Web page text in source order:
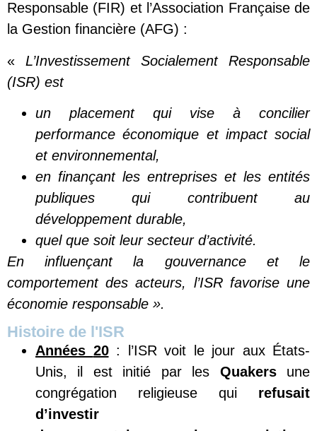
Responsable (FIR) et l’Association Française de
la Gestion financière (AFG) :
« L’Investissement Socialement Responsable
(ISR) est
un placement qui vise à concilier
performance économique et impact social
et environnemental,
en finançant les entreprises et les entités
publiques qui contribuent au
développement durable,
quel que soit leur secteur d’activité.
En influençant la gouvernance et le
comportement des acteurs, l’ISR favorise une
économie responsable ».
Histoire de l'ISR
Années 20: l’ISR voit le jour aux États-
Unis, il est initié par les Quakersune
congrégation religieuse qui refusait
d’investir